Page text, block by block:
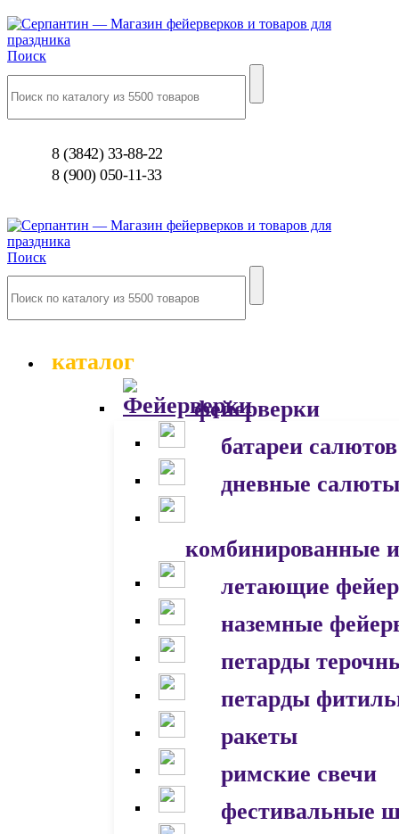
Поиск
8 (3842) 33-88-22
8 (900) 050-11-33
Поиск
каталог
фейерверки
батареи салютов
дневные салюты
комбинированные
летающие
наземные
петарды
петарды
ракеты
римские свечи
фестивальные